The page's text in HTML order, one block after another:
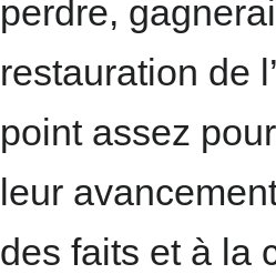
perdre,
restauration de
point assez
leur
des faits et à la